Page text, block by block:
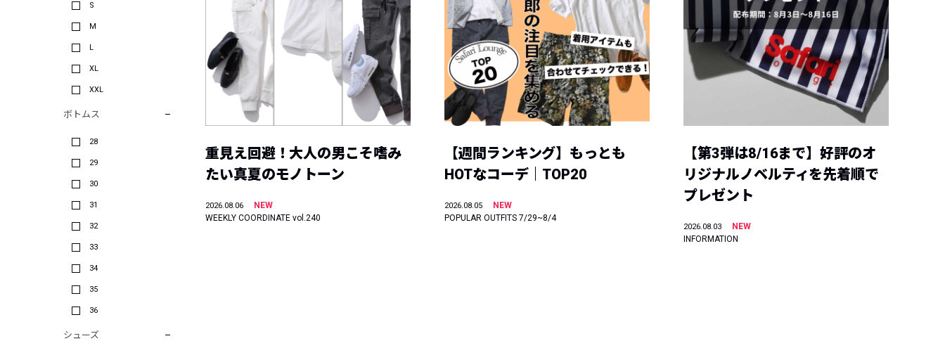
S
M
L
XL
XXL
ボトムス
28
29
30
31
32
33
34
35
36
シューズ
重見え回避！大人の男こそ嗜み
たい真夏のモノトーン
2026.08.06
NEW
WEEKLY COORDINATE vol.240
【週間ランキング】もっとも
HOTなコーデ｜TOP20
2026.08.05
NEW
POPULAR OUTFITS 7/29~8/4
【第3弾は8/16まで】好評のオ
リジナルノベルティを先着順で
プレゼント
2026.08.03
NEW
INFORMATION